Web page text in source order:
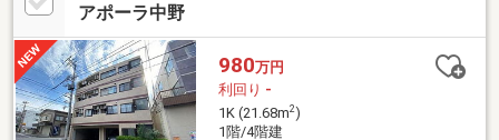
アポーラ中野
980万円
利回り -
1K (21.68m2)
1階/4階建